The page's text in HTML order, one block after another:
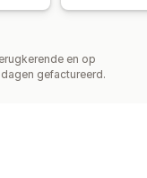
en op
gefactureerd.